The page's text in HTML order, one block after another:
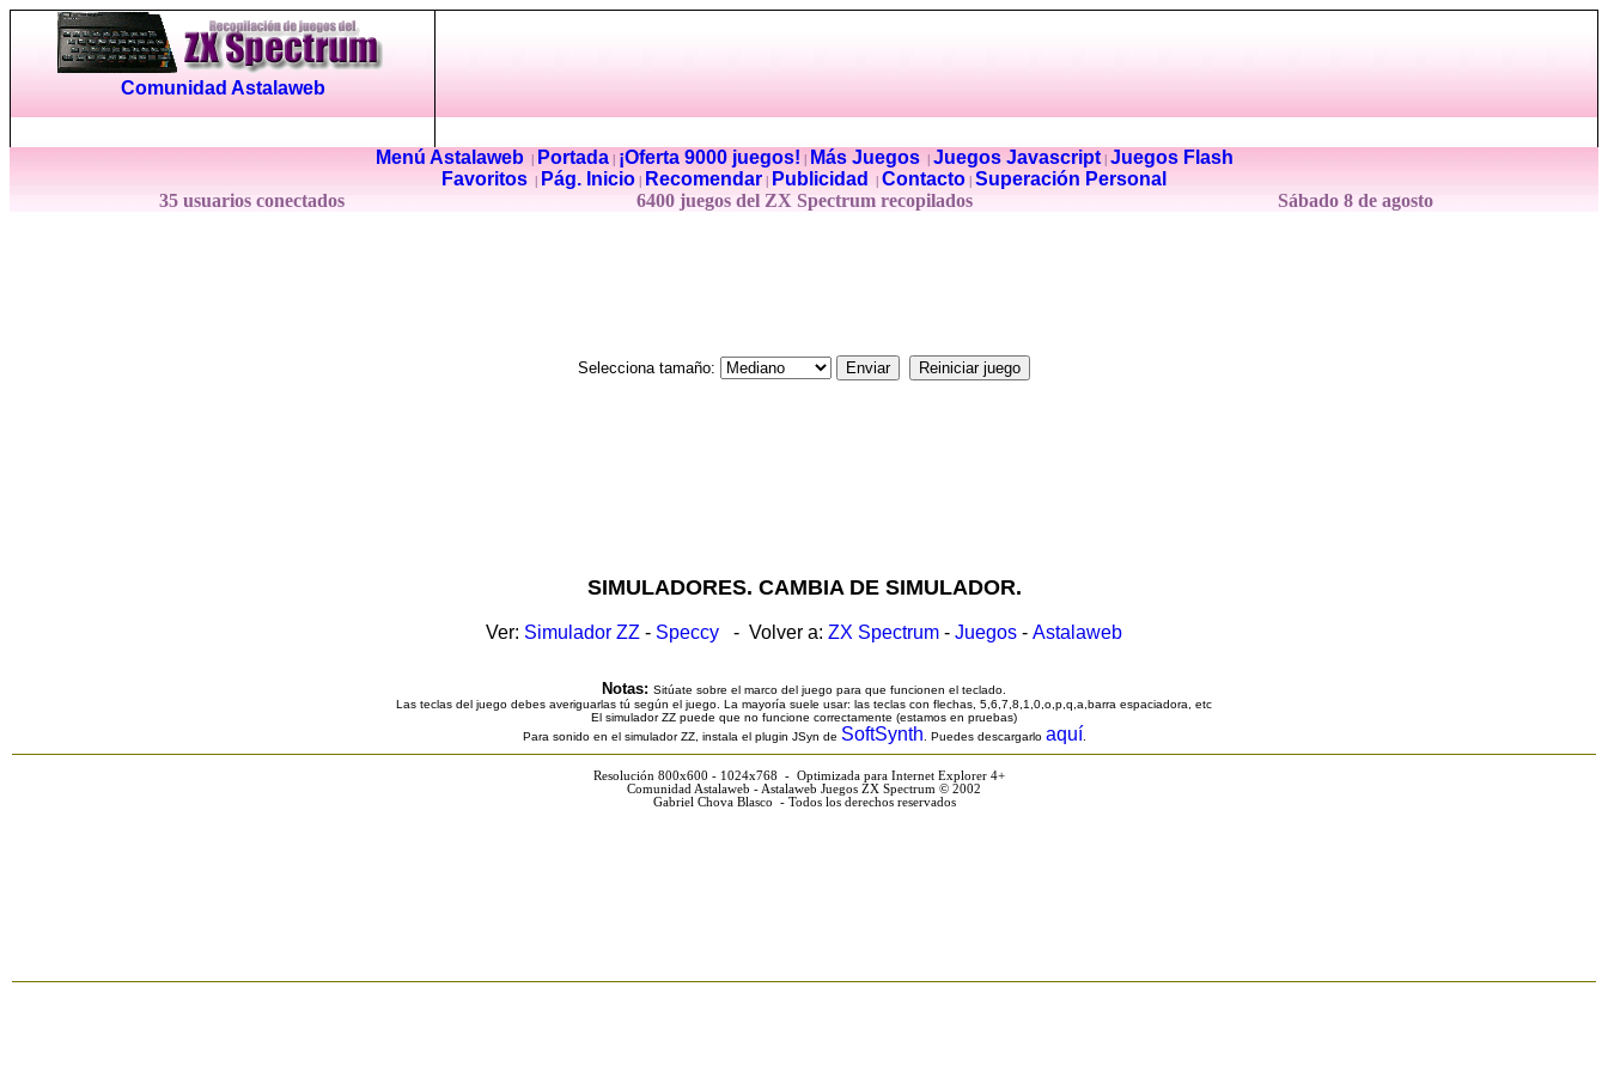
Comunidad Astalaweb
Menú Astalaweb| Portada| ¡Oferta 9000 juegos! Más Juegos| Juegos Javascript| Juegos Flash
Favoritos
Pág. Inicio Recomendar Publicidad Contacto Superación Personal
35 usuarios conectados
6400 juegos del ZX Spectrum recopilados Sábado 8 de agosto
Selecciona tamaño:
SIMULADORES. CAMBIA DE SIMULADOR.
Ver: Simulador ZZ - Speccy - Volver a: ZX Spectrum - Juegos - Astalaweb
Notas: Sitúate sobre el marco del juego para que funcionen el teclado.
Las teclas del juego debes averiguarlas tú según el juego. La mayoría suele usar: las teclas con flechas, 5,6,7,8,1,0,o,p,q,a,barra espaciadora, etc
El simulador ZZ puede que no funcione correctamente (estamos en pruebas)
Para sonido en el simulador ZZ, instala el plugin JSyn de SoftSynth . Puedes descargarlo aquí
Resolución 800x600 - 1024x768 - Optimizada para Internet Explorer 4+
Comunidad Astalaweb - Astalaweb Juegos ZX Spectrum © 2002
Gabriel Chova Blasco - Todos los derechos reservados